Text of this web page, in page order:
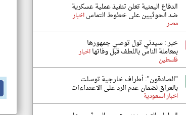
الدفاع اليمنية تعلن تنفيذ عملية عسكرية
ضد الحوثيين على خطوط التماساخبار
مصر
خبر : سيدني تول توصي جمهورها
بمعاملة الناس باللطف قبل وفاتهااخبار
فلسطين
"الصادقون": أطراف خارجية توسلت
بالعراق لضمان عدم الرد على الاعتداءات
اخبار السعودية